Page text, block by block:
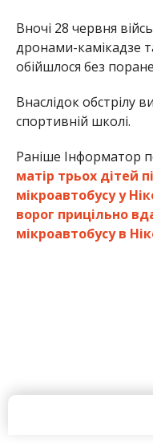
Вночі 28 червня
дронами-камікадзе
обійшлося без
Внаслідок обстрілу
спортивній школі.
Раніше Інформатор
матір трьох дітей
мікроавтобусу у
ворог прицільно
мікроавтобусу в